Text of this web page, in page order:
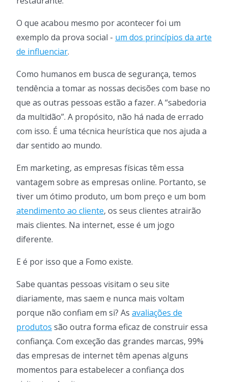
O que acabou mesmo por acontecer foi um
exemplo da prova social - um dos princípios da arte
de influenciar.
Como humanos em busca de segurança, temos
tendência a tomar as nossas decisões com base no
que as outras pessoas estão a fazer. A “sabedoria
da multidão”. A propósito, não há nada de errado
com isso. É uma técnica heurística que nos ajuda a
dar sentido ao mundo.
Em marketing, as empresas físicas têm essa
vantagem sobre as empresas online. Portanto, se
tiver um ótimo produto, um bom preço e um bom
atendimento ao cliente, os seus clientes atrairão
mais clientes. Na internet, esse é um jogo
diferente.
E é por isso que a Fomo existe.
Sabe quantas pessoas visitam o seu site
diariamente, mas saem e nunca mais voltam
porque não confiam em si? As avaliações de
produtos são outra forma eficaz de construir essa
confiança. Com exceção das grandes marcas, 99%
das empresas de internet têm apenas alguns
momentos para estabelecer a confiança dos